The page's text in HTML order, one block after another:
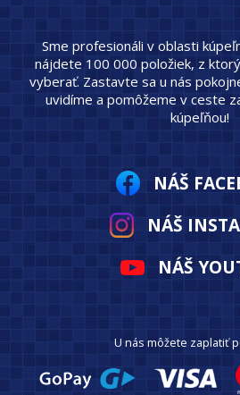
Sme profesionáli v oblasti
nájdete 100 000 položiek, z
vyberať. Zastavte sa u nás
uvidíme a pomôžeme v ceste
kúpeľňou!
NÁŠ
NÁŠ
NÁŠ
U nás môžete zaplatiť